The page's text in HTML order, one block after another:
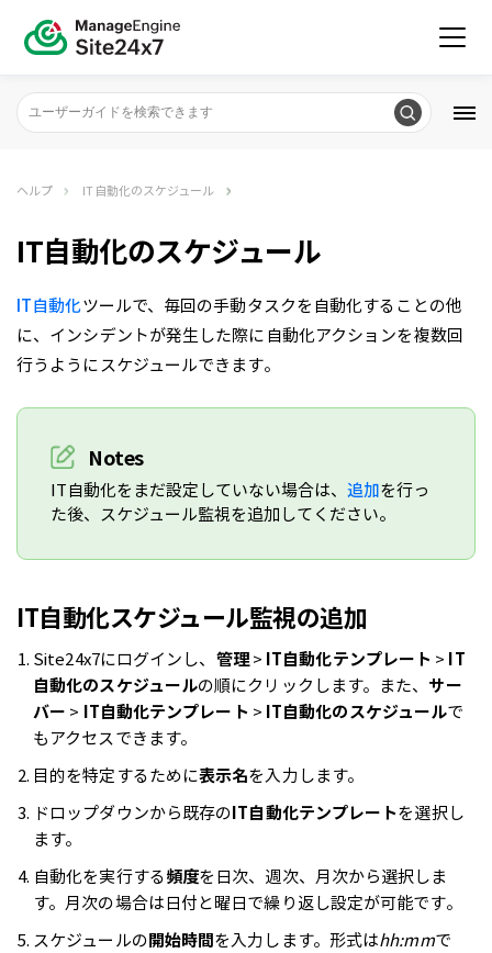
ヘルプ IT自動化のスケジュール
IT自動化のスケジュール
IT自動化ツールで、毎回の手動タスクを自動化することの他
に、インシデントが発生した際に自動化アクションを複数回
行うようにスケジュールできます。
Notes
IT自動化をまだ設定していない場合は、 追加を行っ
た後、スケジュール監視を追加してください。
IT自動化スケジュール監視の追加
Site24x7にログインし、 管理> IT自動化テンプレート > IT
自動化のスケジュールの順にクリックします。また、 サー
バー > IT自動化テンプレート > IT自動化のスケジュールで
もアクセスできます。
目的を特定するために表示名を入力します。
ドロップダウンから既存のIT自動化テンプレートを選択し
ます。
自動化を実行する頻度を日次、週次、月次から選択しま
す。月次の場合は日付と曜日で繰り返し設定が可能です。
スケジュールの開始時間を入力します。形式はhh:mmで